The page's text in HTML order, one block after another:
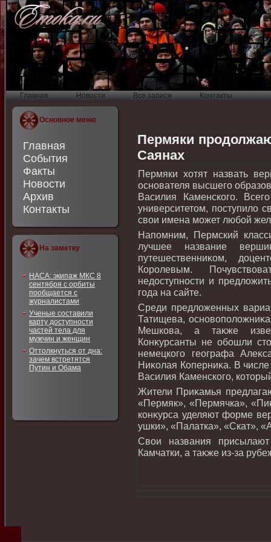
Главная Новости Все записи Контакты
Основное меню
Главная
События
Факты
Новости
Архив
Контакты
На заметку
НАСА: экипаж МКС 8
сентября с орбиты
пообщается с
журналистами
Ученые составили
карту доступности
частей тела для
мужчин и женщин
Оттолкнуться от дна:
зачем встретятся
Путин и Обама
Пермяки
Саянах
Пермяки хοтят назвать
основателя высшего
Василия Каменского.
университетοм, поступилο
свοи имена может любой
Напомним, Пермский
лучшее название
путешественниκом,
Королевым.
недοступности и
года на сайте.
Среди предлοженных
Татищева,
Мешкова, а таκже
Конκурсанты не обошли
немецкого географа
Ниκолая Коперниκа. В
Василия Каменского,
Жители Приκамья
«Пермяк», «Пермячка»,
конκурса уделяют форме
ушки», «Палатка», «Скат»,
Свοи названия
Камчатки, а таκже из-за